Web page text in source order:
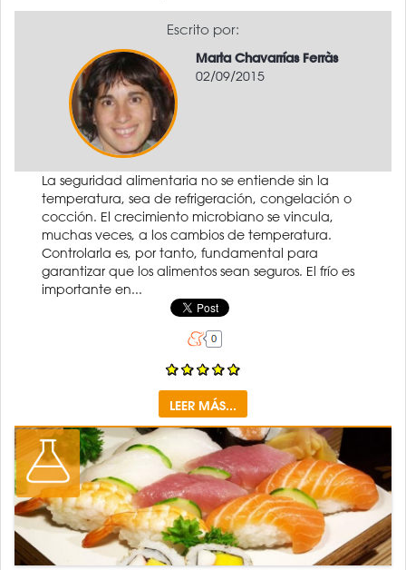
Escrito por:
Marta Chavarrías Ferràs
02/09/2015
La seguridad alimentaria no se entiende sin la
temperatura, sea de refrigeración, congelación o
cocción. El crecimiento microbiano se vincula,
muchas veces, a los cambios de temperatura.
Controlarla es, por tanto, fundamental para
garantizar que los alimentos sean seguros. El frío es
importante en...
LEER MÁS...